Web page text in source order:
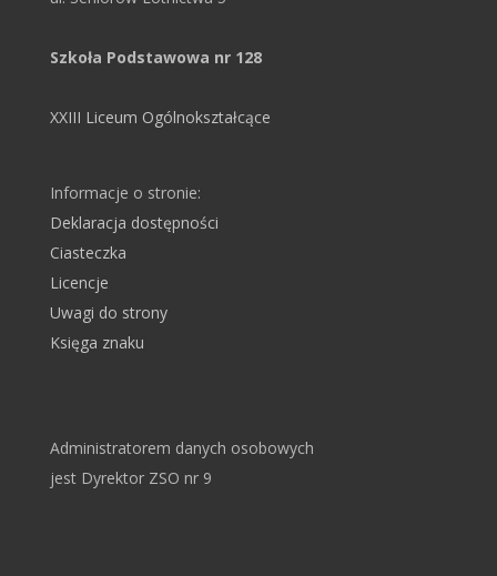
Szkoła Podstawowa nr 128
XXIII Liceum Ogólnokształcące
Informacje o stronie:
Deklaracja dostępności
Ciasteczka
Licencje
Uwagi do strony
Księga znaku
Administratorem danych osobowych
jest Dyrektor ZSO nr 9